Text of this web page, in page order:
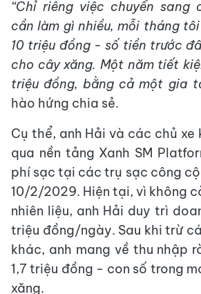
“Chỉ riêng việc chuyển sang
cần làm gì nhiều, mỗi tháng tôi
10 triệu đồng - số tiền trước
cho cây xăng. Một năm tiết
triệu đồng, bằng cả một gia
hào hứng chia sẻ.
Cụ thể, anh Hải và các chủ xe
qua nền tảng Xanh SM
phí sạc tại các trụ sạc công
10/2/2029. Hiện tại, vì không
nhiên liệu, anh Hải duy trì
triệu đồng/ngày. Sau khi trừ
khác, anh mang về thu nhập
1,7 triệu đồng - con số trong
xăng.